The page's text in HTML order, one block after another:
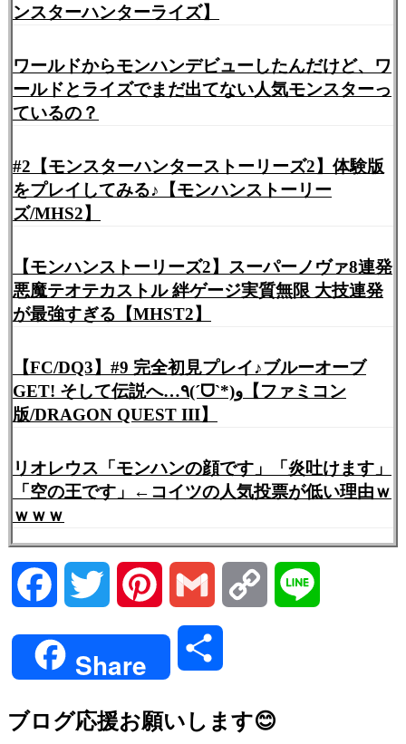
ンスターハンターライズ】
ワールドからモンハンデビューしたんだけど、ワ
ールドとライズでまだ出てない人気モンスターっ
ているの？
#2【モンスターハンターストーリーズ2】体験版
をプレイしてみる♪【モンハンストーリー
ズ/MHS2】
【モンハンストーリーズ2】スーパーノヴァ8連発
悪魔テオテカストル 絆ゲージ実質無限 大技連発
が最強すぎる【MHST2】
【FC/DQ3】#9 完全初見プレイ♪ブルーオーブ
GET! そして伝説へ…٩(ˊᗜˋ*)و【ファミコン
版/DRAGON QUEST III】
リオレウス「モンハンの顔です」「炎吐けます」
「空の王です」←コイツの人気投票が低い理由ｗ
ｗｗｗ
Facebook Twitter Pinterest Gmail Copy
Share
ブログ応援お願いします😊